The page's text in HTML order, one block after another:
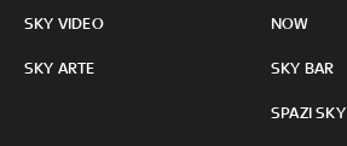
SKY VIDEO
SKY ARTE
NOW
SKY BAR
SPAZI SKY